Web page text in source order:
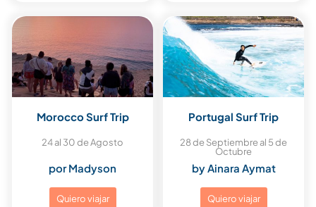
Morocco Surf Trip
24 al 30 de Agosto
por Madyson
Quiero viajar
Portugal Surf Trip
28 de Septiembre al 5 de
Octubre
by Ainara Aymat
Quiero viajar